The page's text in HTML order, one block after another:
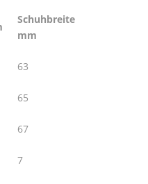
Schuhbreite
mm
63
65
67
7